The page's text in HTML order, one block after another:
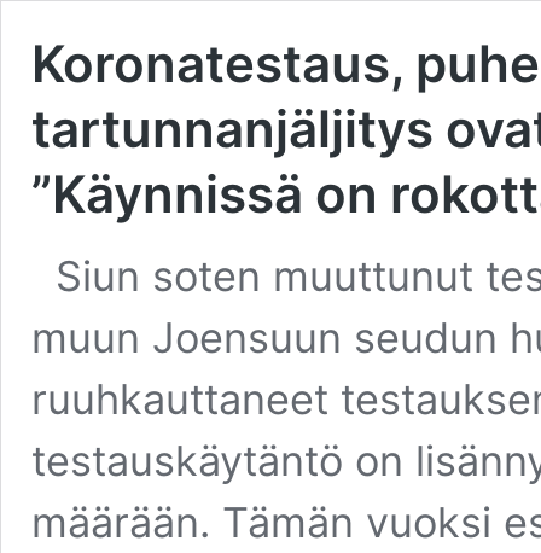
Koronatestaus,
tartunnanjäljitys
”Käynnissä on
Siun soten muuttunut
muun Joensuun seudun
ruuhkauttaneet
testauskäytäntö on
määrään. Tämän vuoksi